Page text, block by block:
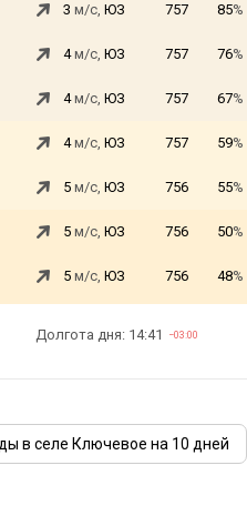
3 м/с, ЮЗ 757 85%
4м/с, ЮЗ 757 76%
4м/с, ЮЗ 757 67%
4м/с, ЮЗ 757 59%
5 м/с, ЮЗ 756 55%
5 м/с, ЮЗ 756 50%
5 м/с, ЮЗ 756 48%
Долгота дня: 14:41 −03:00
в селе Ключевое на 10 дней